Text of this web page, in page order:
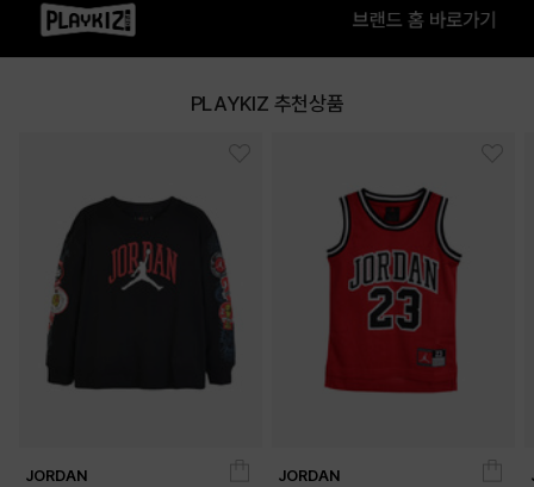
PLAYKIZ 추천상품
JORDAN
JORDAN